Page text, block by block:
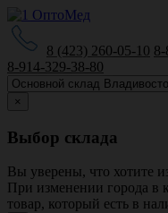
8 (423) 260-05-10
8-914-329-38-80
×
Выбор склада
Вы уверены, что хотите
При изменении города в
товар, который есть в